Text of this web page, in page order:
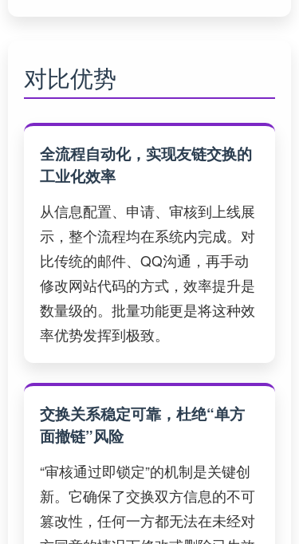
对比优势
全流程自动化，实现友链交换的
工业化效率
从信息配置、申请、审核到上线展
示，整个流程均在系统内完成。对
比传统的邮件、QQ沟通，再手动
修改网站代码的方式，效率提升是
数量级的。批量功能更是将这种效
率优势发挥到极致。
交换关系稳定可靠，杜绝“单方
面撤链”风险
“审核通过即锁定”的机制是关键创
新。它确保了交换双方信息的不可
篡改性，任何一方都无法在未经对